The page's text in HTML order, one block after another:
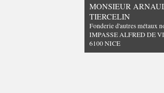
MONSIEUR
TIERCELIN
Fonderie d'autres métaux
IMPASSE ALFRED DE
6100 NICE